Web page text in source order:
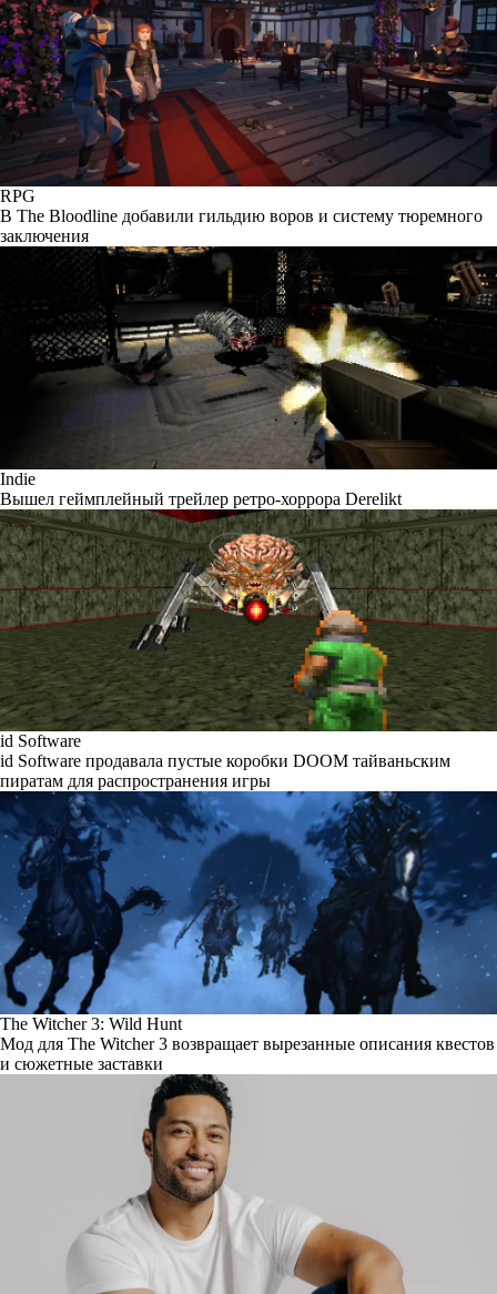
RPG
В The Bloodline добавили гильдию воров и систему тюремного
заключения
Indie
Вышел геймплейный трейлер ретро-хоррора Derelikt
id Software
id Software продавала пустые коробки DOOM тайваньским
пиратам для распространения игры
The Witcher 3: Wild Hunt
Мод для The Witcher 3 возвращает вырезанные описания квестов
и сюжетные заставки